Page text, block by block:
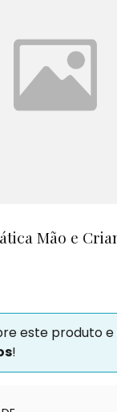
Mão e
este produto e
!